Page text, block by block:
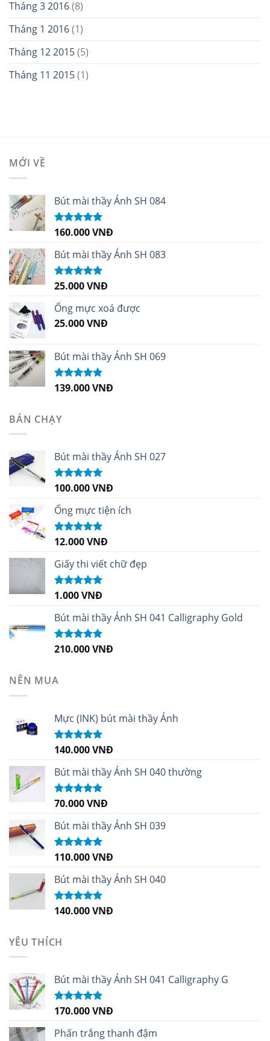
Tháng 3 2016(8)
Tháng 1 2016(1)
Tháng 12 2015(5)
Tháng 11 2015(1)
MỚI VỀ
Bút mài thầy Ánh SH 084
Được xếp
sao
160.000VNĐ
Bút mài thầy Ánh SH 083
Được xếp
sao
25.000VNĐ
Ống mực xoá được
25.000VNĐ
Bút mài thầy Ánh SH 069
Được xếp
139.000VNĐ
BÁN CHẠY
Bút mài thầy Ánh SH 027
Được xếp
sao
100.000VNĐ
Ống mực tiện ích
Được xếp
sao
12.000VNĐ
Giấy thi viết chữ đẹp
Được xếp
sao
1.000VNĐ
Bút mài thầy Ánh SH 041 Calligraphy Gold
Được xếp
210.000VNĐ
NÊN MUA
Mực (INK) bút mài thầy Ánh
Được xếp
sao
140.000VNĐ
Bút mài thầy Ánh SH 040 thường
Được xếp
sao
70.000VNĐ
Bút mài thầy Ánh SH 039
Được xếp
sao
110.000VNĐ
Bút mài thầy Ánh SH 040
Được xếp
140.000VNĐ
YÊU THÍCH
Bút mài thầy Ánh SH 041 Calligraphy G
Được xếp
sao
170.000VNĐ
Phấn trắng thanh đậm